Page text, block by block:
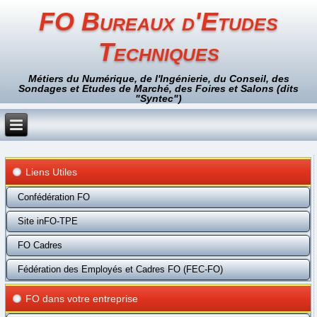
FO Bureaux d'Etudes
Techniques
Métiers du Numérique, de l'Ingénierie, du Conseil, des
Sondages et Etudes de Marché, des Foires et Salons (dits
"Syntec")
Liens Utiles
Confédération FO
Site inFO-TPE
FO Cadres
Fédération des Employés et Cadres FO (FEC-FO)
FO dans votre entreprise